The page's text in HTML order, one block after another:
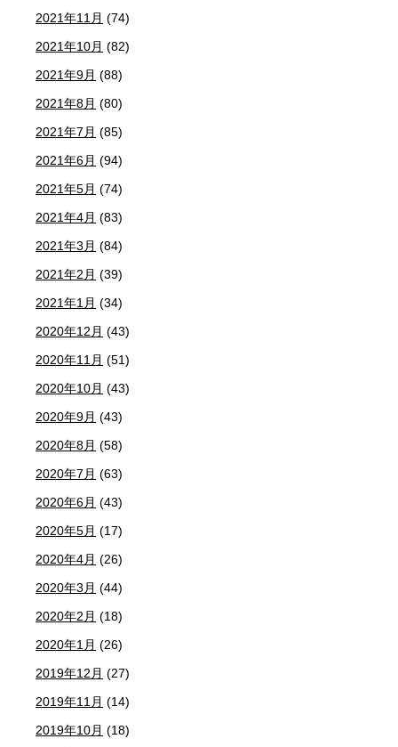
2021年11月 (74)
2021年10月 (82)
2021年9月 (88)
2021年8月 (80)
2021年7月 (85)
2021年6月 (94)
2021年5月 (74)
2021年4月 (83)
2021年3月 (84)
2021年2月 (39)
2021年1月 (34)
2020年12月 (43)
2020年11月 (51)
2020年10月 (43)
2020年9月 (43)
2020年8月 (58)
2020年7月 (63)
2020年6月 (43)
2020年5月 (17)
2020年4月 (26)
2020年3月 (44)
2020年2月 (18)
2020年1月 (26)
2019年12月 (27)
2019年11月 (14)
2019年10月 (18)